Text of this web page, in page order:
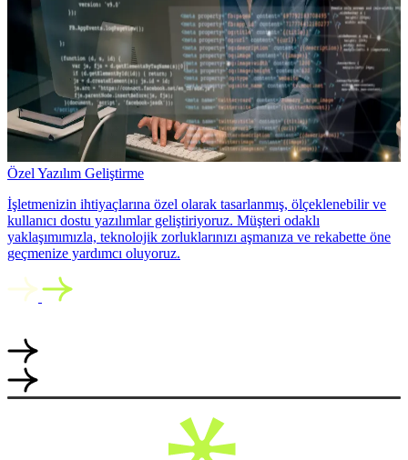
Özel Yazılım Geliştirme
İşletmenizin ihtiyaçlarına özel olarak tasarlanmış, ölçeklenebilir ve
kullanıcı dostu yazılımlar geliştiriyoruz. Müşteri odaklı
yaklaşımımızla, teknolojik zorluklarınızı aşmanıza ve rekabette öne
geçmenize yardımcı oluyoruz.